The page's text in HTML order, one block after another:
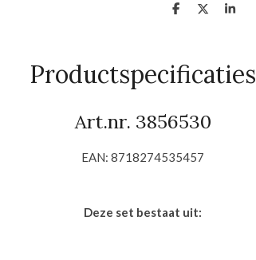
D
D
S
Productspecificaties
Art.nr. 3856530
EAN: 8718274535457
Deze set bestaat uit: